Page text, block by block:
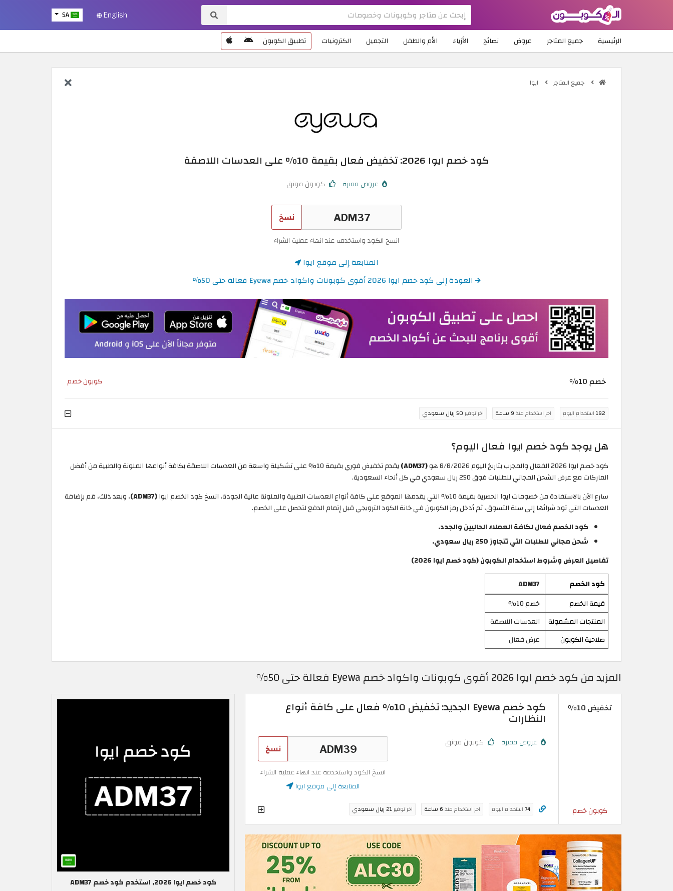
SA English
الرئيسية جميع المتاجر عروض نصائح الأزياء الأم والطفل التجميل الكترونيات تطبيق الكوبون
جميع المتاجر ايوا
كود خصم ايوا 2026: تخفيض فعال بقيمة 10% على العدسات اللاصقة
عروض مميزة كوبون موثق
نسخ
انسخ الكود واستخدمه عند انهاء عملية الشراء
المتابعة إلى موقع ايوا
العودة إلى كود خصم ايوا 2026 أقوى كوبونات واكواد خصم Eyewa فعالة حتى 50%
خصم 10% كوبون خصم
182استخدام اليوم اخر استخدام منذ9 ساعة اخر توفير50 ريال سعودي
هل يوجد كود خصم ايوا فعال اليوم؟
كود خصم ايوا 2026 الفعال والمجرب بتاريخ اليوم 8/8/2026 هو (ADM37)
يقدم تخفيض فوري بقيمة 10% على تشكيلة واسعة من العدسات اللاصقة بكافة أنواعها الملونة والطبية من أفضل
الماركات مع عرض الشحن المجاني للطلبات فوق 250 ريال سعودي في كل أنحاء السعودية.
سارع الآن بالاستفادة من خصومات ايوا الحصرية بقيمة 10% التي يقدمها الموقع على كافة أنواع العدسات الطبية والملونة عالية الجودة، انسخ كود الخصم ايوا
(ADM37)
، وبعد ذلك، قم بإضافة
العدسات التي تود شرائها إلى سلة التسوق، ثم أدخل رمز الكوبون في خانة الكود الترويجي قبل إتمام الدفع لتحصل على الخصم.
كود الخصم فعال لكافة العملاء الحاليين والجدد.
شحن مجاني للطلبات التي تتجاوز 250 ريال سعودي.
تفاصيل العرض وشروط استخدام الكوبون (كود خصم ايوا 2026)
كود الخصم
ADM37
قيمة الخصم
خصم 10%
المنتجات المشمولة
العدسات اللاصقة
صلاحية الكوبون
عرض فعال
المزيد من كود خصم ايوا 2026 أقوى كوبونات واكواد خصم Eyewa فعالة حتى 50%
تخفيض 10%
كوبون خصم
كود خصم Eyewa الجديد: تخفيض 10% فعال على كافة أنواع
النظارات
عروض مميزة كوبون موثق نسخ
انسخ الكود واستخدمه عند انهاء عملية الشراء
المتابعة إلى موقع ايوا
74استخدام اليوم اخر استخدام منذ6 ساعة اخر توفير21 ريال سعودي
كود خصم ايوا 2026, استخدم كود خصم ADM37